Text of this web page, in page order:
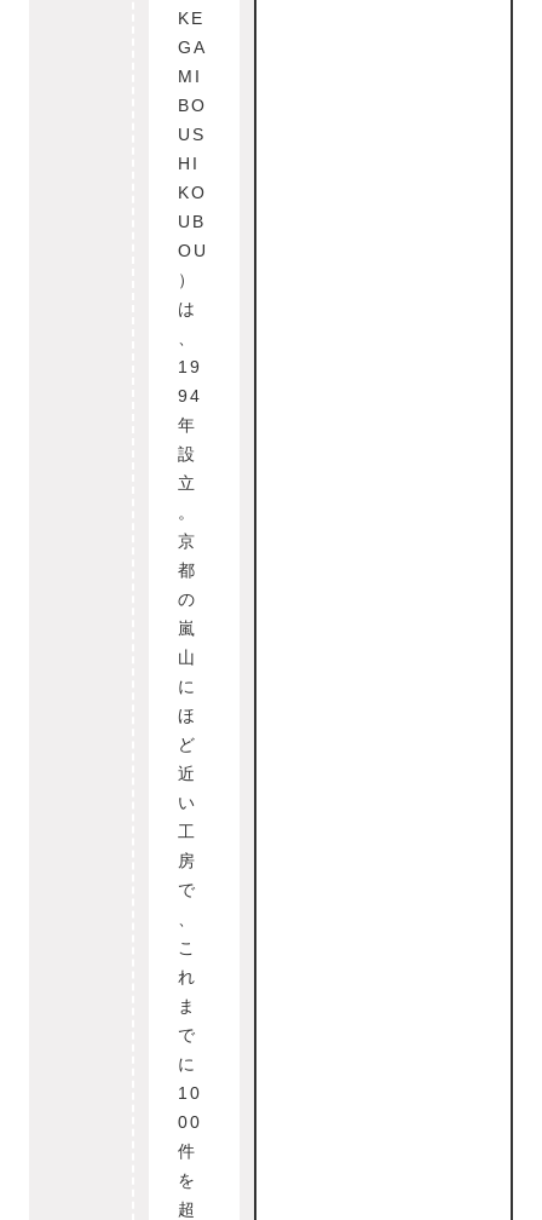
KE
GA
MI
BO
US
HI
KO
UB
OU
）
は
19
94
年
設
立
。
京
都
の
嵐
山
に
ほ
ど
近
い
工
房
で
こ
れ
ま
で
に
10
00
件
を
超